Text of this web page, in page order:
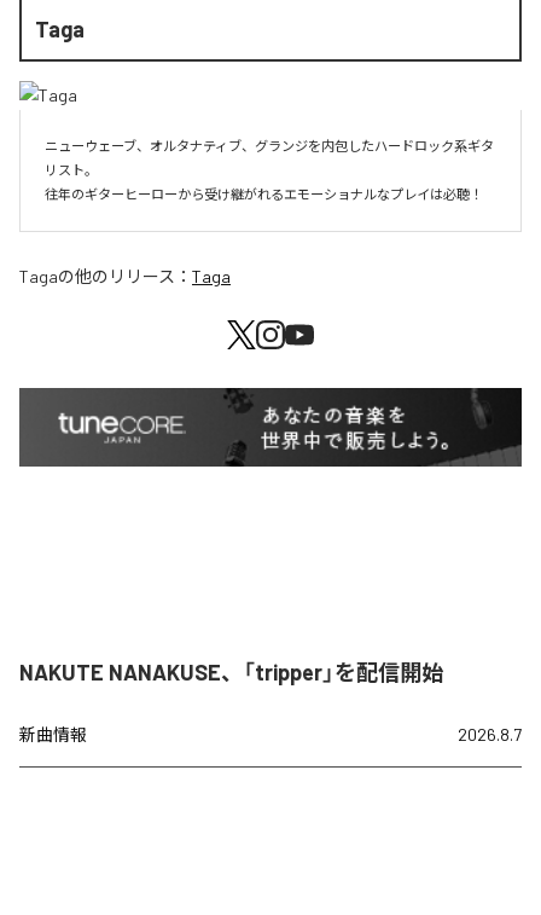
Taga
ニューウェーブ、オルタナティブ、グランジを内包したハードロック系ギタ
リスト。
往年のギターヒーローから受け継がれるエモーショナルなプレイは必聴！
Tagaの他のリリース： Taga
NAKUTE NANAKUSE、「tripper」を配信開始
新曲情報 2026.8.7